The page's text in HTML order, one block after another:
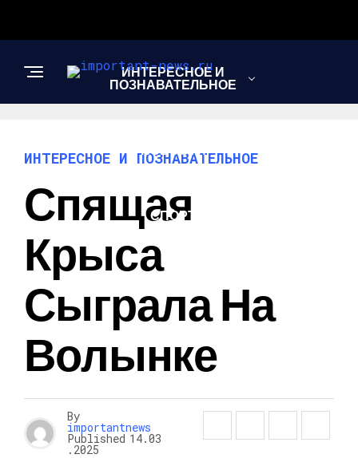
ИНТЕРЕСНОЕ И
ПОЗНАВАТЕЛЬНОЕ
НОВОСТИ
СПОРТ
ИНТЕРЕСНОЕ И ПОЗНАВАТЕЛЬНОЕ
Спящая
Крыса
Сыграла На
Волынке
By
importantnews
Published 14.03
.2025